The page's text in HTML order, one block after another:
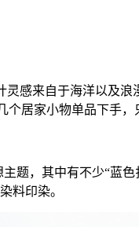
来自于海洋以及浪
居家小物单品下手
，其中有不少“蓝色
料印染。